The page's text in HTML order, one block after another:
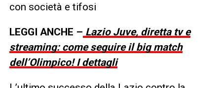
con società e tifosi
LEGGI ANCHE – Lazio Juve, diretta tv e
streaming: come seguire il big match
dell’Olimpico! I dettagli